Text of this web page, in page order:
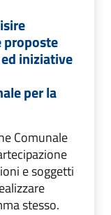
proposte
iniziative
per la
Comunale
e soggetti
stesso.